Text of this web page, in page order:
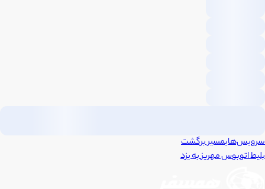
سرویس‌هایمسیر برگشت
بلیط اتوبوسمهریزبهیزد